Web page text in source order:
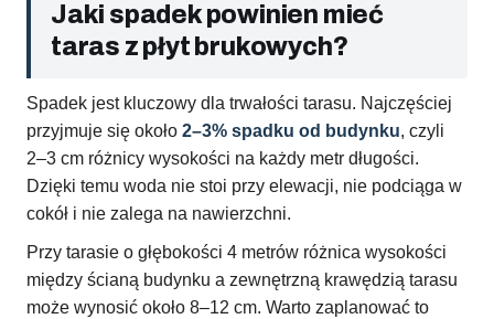
Jaki spadek powinien mieć
taras z płyt brukowych?
Spadek jest kluczowy dla trwałości tarasu. Najczęściej
przyjmuje się około 2–3% spadku od budynku, czyli
2–3 cm różnicy wysokości na każdy metr długości.
Dzięki temu woda nie stoi przy elewacji, nie podciąga w
cokół i nie zalega na nawierzchni.
Przy tarasie o głębokości 4 metrów różnica wysokości
między ścianą budynku a zewnętrzną krawędzią tarasu
może wynosić około 8–12 cm. Warto zaplanować to